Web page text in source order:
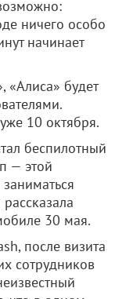
ничего особо
начинает
«Алиса» будет
10 октября.
беспилотный
— этой
30 мая.
после визита
сотрудников